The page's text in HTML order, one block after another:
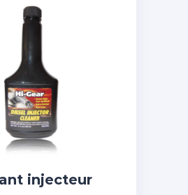
injecteur